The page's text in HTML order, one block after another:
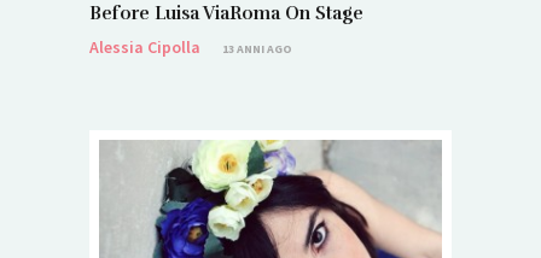
Before Luisa ViaRoma On Stage
Alessia Cipolla
13 ANNI AGO